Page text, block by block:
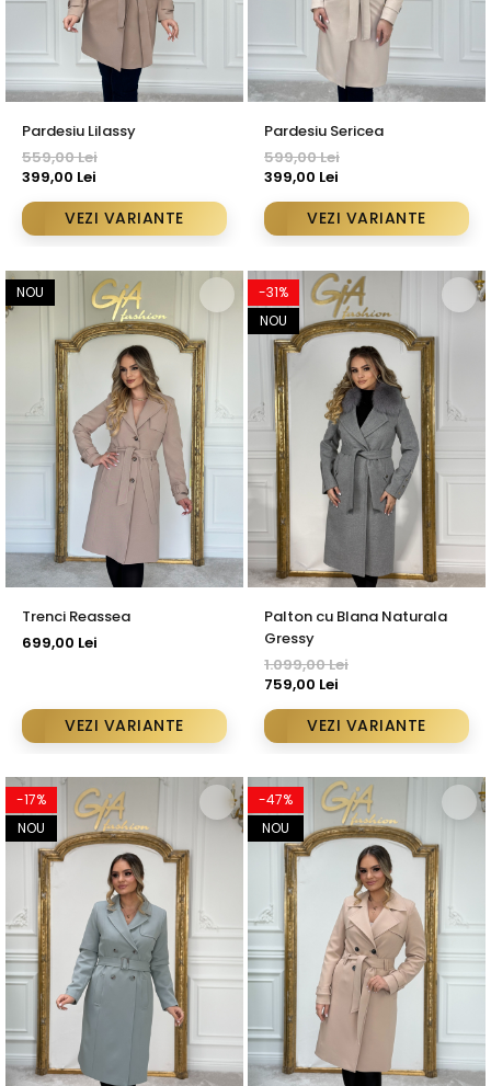
Pantaloni
Blanuri
Veste
Paltoane
Sacouri
Tricouri
Traditional
Fuste
Pardesiu Lilassy
559,00 Lei
399,00 Lei
VEZI VARIANTE
Pardesiu Sericea
599,00 Lei
399,00 Lei
VEZI VARIANTE
NOU
Trenci Reassea
699,00 Lei
VEZI VARIANTE
-31%
NOU
Palton cu Blana Naturala
Gressy
1.099,00 Lei
759,00 Lei
VEZI VARIANTE
-17%
NOU
-47%
NOU